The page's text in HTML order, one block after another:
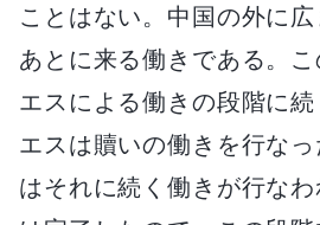
ことはない。中国の外に
あとに来る働きである。
エスによる働きの段階に
エスは贖いの働きを行な
はそれに続く働きが行な